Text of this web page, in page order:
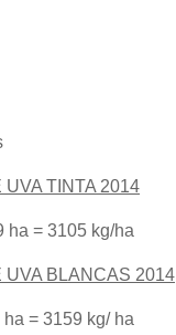
TINTA 2014
ha = 3105 kg/ha
UVA BLANCAS 2014
= 3159 kg/ ha